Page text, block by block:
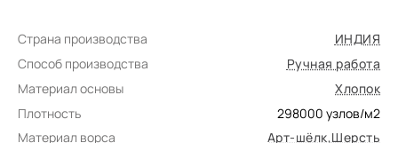
Страна производства
ИНДИЯ
Способ производства
Ручная работа
Материал основы
Хлопок
Плотность
298000 узлов/м2
Материал ворса
Арт-шёлк,Шерсть